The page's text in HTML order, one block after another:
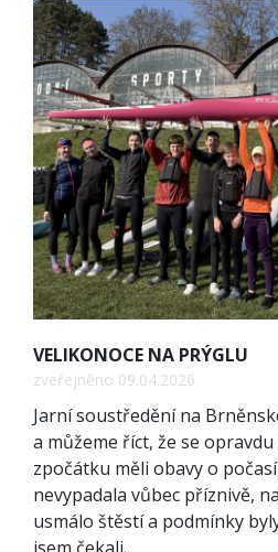
VELIKONOCE NA PRÝGLU
zveřejněno 09.04.2026
Jarní soustředění na
a můžeme říct, že se
zpočátku měli obavy o
nevypadala vůbec příznivě,
usmálo štěstí a podmínky